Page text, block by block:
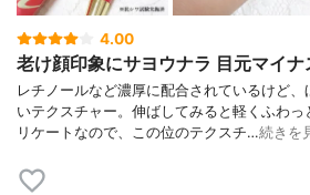
4.00
老け顔印象にサヨウナラ 目元マイナ
レチノールなど濃厚に配合されているけど
いテクスチャー。伸ばしてみると軽くふわ
リケートなので、この位のテクスチ…続きを